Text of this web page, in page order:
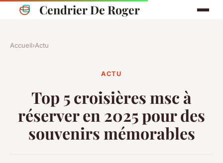
Cendrier De Roger
Accueil›Actu
ACTU
Top 5 croisières msc à
réserver en 2025 pour des
souvenirs mémorables